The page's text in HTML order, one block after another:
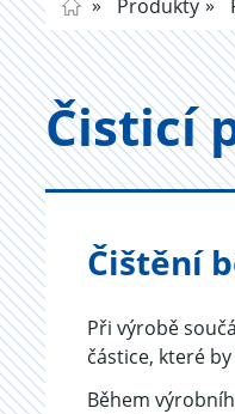
Produkty
Čis­ti­cí
Čištění
Při výrobě
částice, které
Během